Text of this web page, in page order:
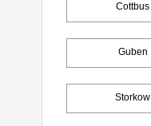
Cottbus
Guben
Storkow